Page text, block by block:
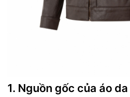
1. Nguồn gốc của áo